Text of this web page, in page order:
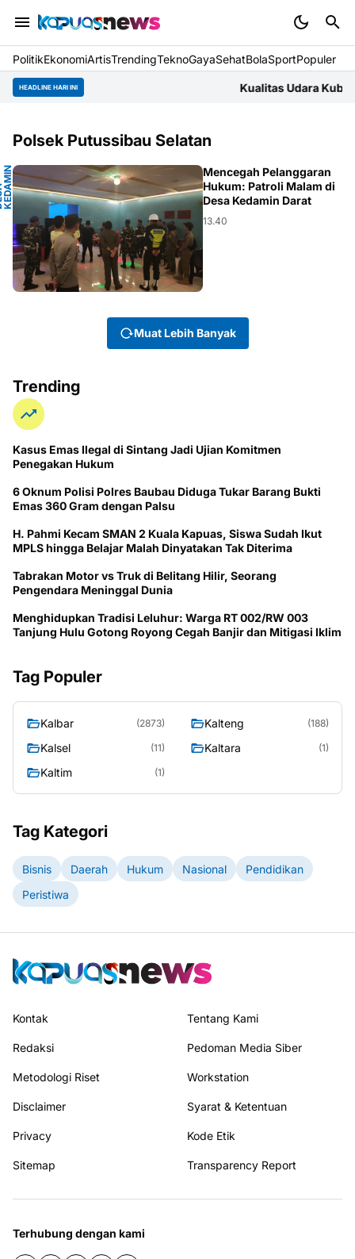
PolitikEkonomiArtisTrendingTeknoGayaSehatBolaSportPopuler
HEADLINE HARI INI Kualitas Udara Kubu Raya Jumat
Polsek Putussibau Selatan
NT
Mencegah Pelanggaran
Hukum: Patroli Malam di
Desa Kedamin Darat
13.40
Muat Lebih Banyak
Trending
Kasus Emas Ilegal di Sintang Jadi Ujian Komitmen
Penegakan Hukum
6 Oknum Polisi Polres Baubau Diduga Tukar Barang Bukti
Emas 360 Gram dengan Palsu
H. Pahmi Kecam SMAN 2 Kuala Kapuas, Siswa Sudah Ikut
MPLS hingga Belajar Malah Dinyatakan Tak Diterima
Tabrakan Motor vs Truk di Belitang Hilir, Seorang
Pengendara Meninggal Dunia
Menghidupkan Tradisi Leluhur: Warga RT 002/RW 003
Tanjung Hulu Gotong Royong Cegah Banjir dan Mitigasi Iklim
Tag Populer
Kalbar (2873) Kalteng (188)
Kalsel (11) Kaltara (1)
Kaltim (1)
Tag Kategori
Bisnis Daerah Hukum Nasional
Pendidikan
Peristiwa
Kontak Tentang Kami
Redaksi Pedoman Media Siber
Metodologi Riset Workstation
Disclaimer Syarat & Ketentuan
Privacy Kode Etik
Sitemap Transparency Report
Terhubung dengan kami